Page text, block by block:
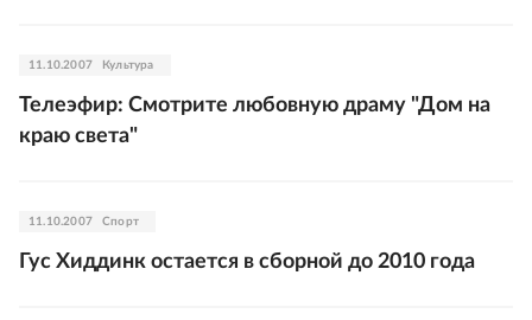
11.10.2007 Культура
Телеэфир: Смотрите любовную драму "Дом на
краю света"
11.10.2007 Спорт
Гус Хиддинк остается в сборной до 2010 года